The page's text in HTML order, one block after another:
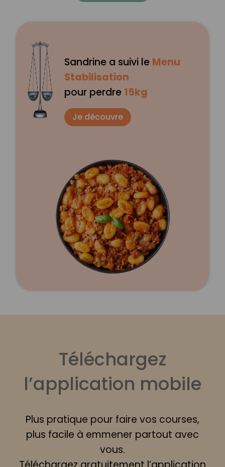
Sandrine a suivi le Menu
Stabilisation
pour perdre 15kg
Je découvre
Téléchargez
l’application mobile
Plus pratique pour faire vos courses,
plus facile à emmener partout avec
vous.